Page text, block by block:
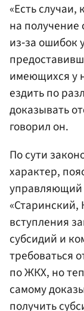
«Есть
на получение
из‑за
имеющихся у
ездить по
доказывать
говорил он.
По сути
характер,
управляющий
«Старинский,
вступления
субсидий и
требоваться
по ЖКХ, но
самому
получить